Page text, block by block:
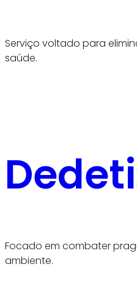
Serviço voltado para
saúde.
Focado em combater
ambiente.